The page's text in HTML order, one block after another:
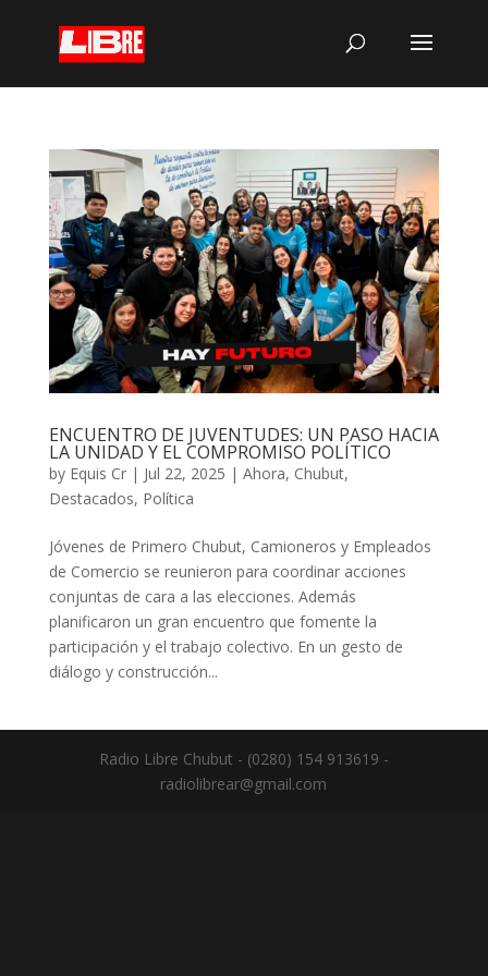
ENCUENTRO DE JUVENTUDES: UN PASO HACIA
LA UNIDAD Y EL COMPROMISO POLÍTICO
by Equis Cr| Jul 22, 2025 | Ahora, Chubut,
Destacados, Política
Jóvenes de Primero Chubut, Camioneros y Empleados
de Comercio se reunieron para coordinar acciones
conjuntas de cara a las elecciones. Además
planificaron un gran encuentro que fomente la
participación y el trabajo colectivo. En un gesto de
diálogo y construcción...
Radio Libre Chubut - (0280) 154 913619 -
radiolibrear@gmail.com